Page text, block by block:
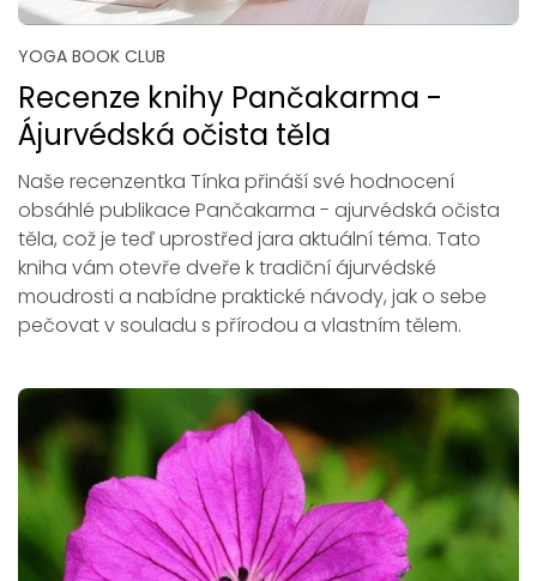
YOGA BOOK CLUB
Recenze knihy Pančakarma -
Ájurvédská očista těla
Naše recenzentka Tínka přináší své hodnocení
obsáhlé publikace Pančakarma - ajurvédská očista
těla, což je teď uprostřed jara aktuální téma. Tato
kniha vám otevře dveře k tradiční ájurvédské
moudrosti a nabídne praktické návody, jak o sebe
pečovat v souladu s přírodou a vlastním tělem.